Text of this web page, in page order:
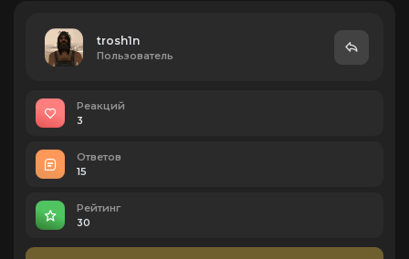
trosh1n
Пользователь
Реакций
3
Ответов
15
Рейтинг
30